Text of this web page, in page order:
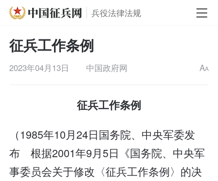
兵役法律法规
征兵工作条例
2023年04月13日 中国政府网 AA
征兵工作条例
（1985年10月24日国务院、中央军委发
布 根据2001年9月5日《国务院、中央军
事委员会关于修改〈征兵工作条例〉的决